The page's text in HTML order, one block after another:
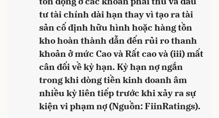
tư tài chính dài hạn thay vì tạo ra tài
sản cố định hữu hình hoặc hàng tồn
kho hoàn thành dẫn đến rủi ro thanh
khoản ở mức Cao và Rất cao và (iii) mất
cân đối về kỳ hạn. Kỳ hạn nợ ngắn
trong khi dòng tiền kinh doanh âm
nhiều kỳ liên tiếp trước khi xảy ra sự
kiện vi phạm nợ (Nguồn: FiinRatings).